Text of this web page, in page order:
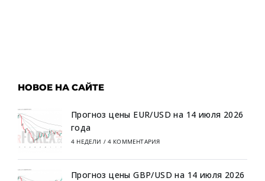
НОВОЕ НА САЙТЕ
Прогноз цены EUR/USD на 14 июля 2026
года
4 НЕДЕЛИ / 4 КОММЕНТАРИЯ
Прогноз цены GBP/USD на 14 июля 2026